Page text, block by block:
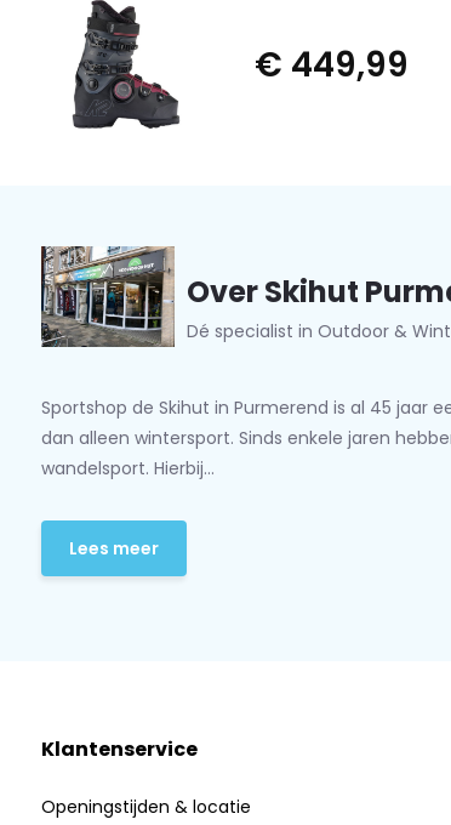
€ 449,99
Over Skihut
Dé specialist in Outdoor &
Sportshop de Skihut in Purmerend is al 45 jaar
dan alleen wintersport. Sinds enkele jaren
wandelsport. Hierbij...
Lees meer
Klantenservice
Openingstijden & locatie